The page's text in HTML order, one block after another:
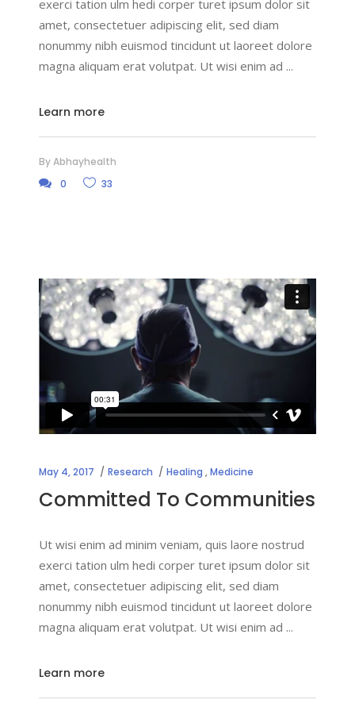
exerci tation ulm hedi corper turet ipsum dolor sit
amet, consectetuer adipiscing elit, sed diam
nonummy nibh euismod tincidunt ut laoreet dolore
magna aliquam erat volutpat. Ut wisi enim ad
Learn more
ByAbhayhealth
0
33
May 4, 2017 Research Healing ,Medicine
Committed To Communities
Ut wisi enim ad minim veniam, quis laore nostrud
exerci tation ulm hedi corper turet ipsum dolor sit
amet, consectetuer adipiscing elit, sed diam
nonummy nibh euismod tincidunt ut laoreet dolore
magna aliquam erat volutpat. Ut wisi enim ad
Learn more